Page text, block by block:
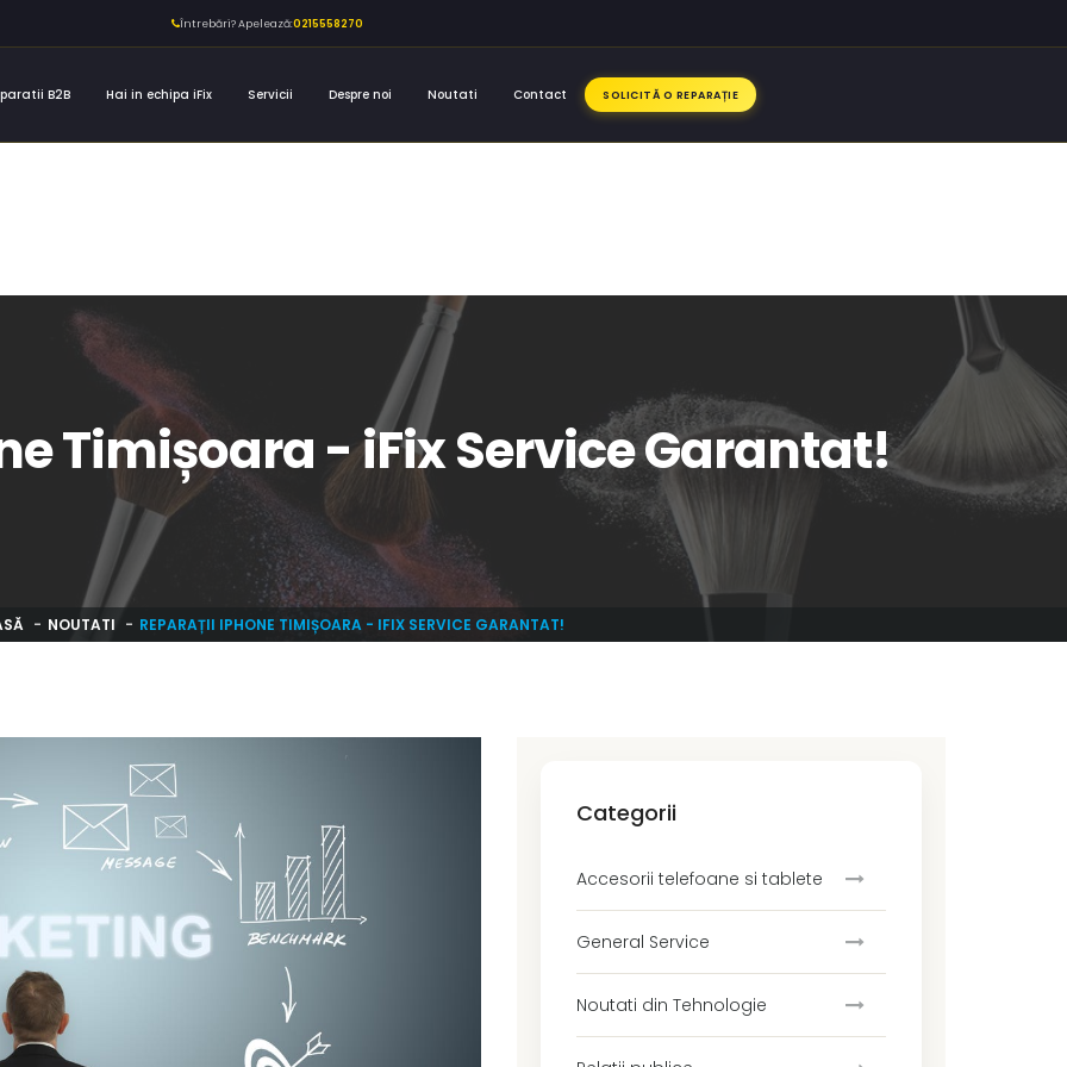
Întrebări? Apelează:0215558270
B2B Hai in echipa iFix Servicii Despre noi Noutati Contact SOLICITĂ O REPARAȚIE
Timișoara - iFix Service Garantat!
NOUTATI REPARAȚII IPHONE TIMIȘOARA - IFIX SERVICE GARANTAT!
Categorii
Accesorii telefoane si tablete
General Service
Noutati din Tehnologie